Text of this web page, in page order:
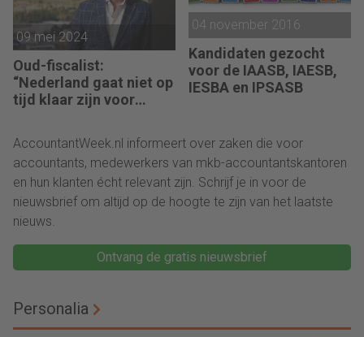
09 mei 2024
Oud-fiscalist:
“Nederland gaat niet op
tijd klaar zijn voor
04 november 2016
Kandidaten gezocht
voor de IAASB, IAESB,
IESBA en IPSASB
AccountantWeek.nl informeert over zaken die voor
accountants, medewerkers van mkb-accountantskantoren
en hun klanten écht relevant zijn. Schrijf je in voor de
nieuwsbrief om altijd op de hoogte te zijn van het laatste
nieuws.
Ontvang de gratis nieuwsbrief
Personalia